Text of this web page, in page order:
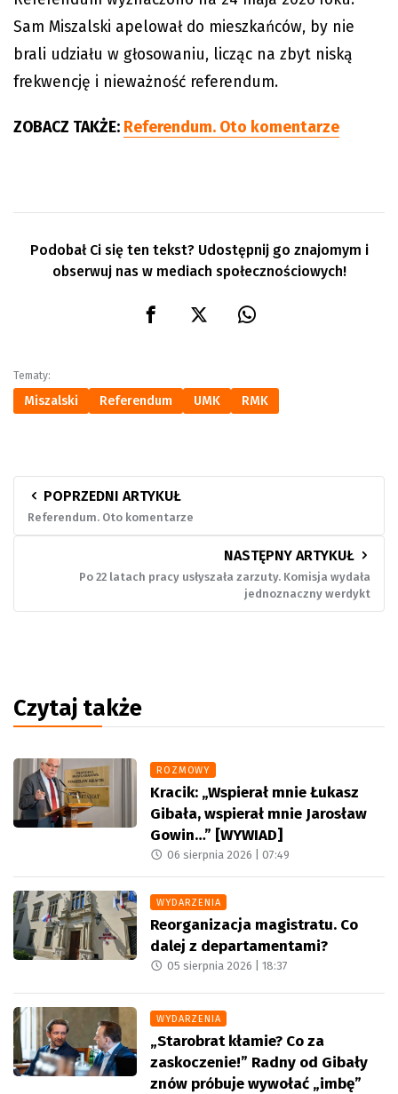
Sam Miszalski apelował do mieszkańców, by nie
brali udziału w głosowaniu, licząc na zbyt niską
frekwencję i nieważność referendum.
ZOBACZ TAKŻE: Referendum. Oto komentarze
Podobał Ci się ten tekst? Udostępnij go znajomym i
obserwuj nas w mediach społecznościowych!
Miszalski Referendum UMK RMK
POPRZEDNI ARTYKUŁ
Referendum. Oto komentarze
NASTĘPNY ARTYKUŁ
Po 22 latach pracy usłyszała zarzuty. Komisja wydała
jednoznaczny werdykt
Czytaj także
ROZMOWY
Kracik: „Wspierał mnie Łukasz
Gibała, wspierał mnie Jarosław
Gowin…” [WYWIAD]
06 sierpnia 2026 |07:49
WYDARZENIA
Reorganizacja magistratu. Co
dalej z departamentami?
05 sierpnia 2026 |18:37
WYDARZENIA
„Starobrat kłamie? Co za
zaskoczenie!” Radny od Gibały
znów próbuje wywołać „imbę”